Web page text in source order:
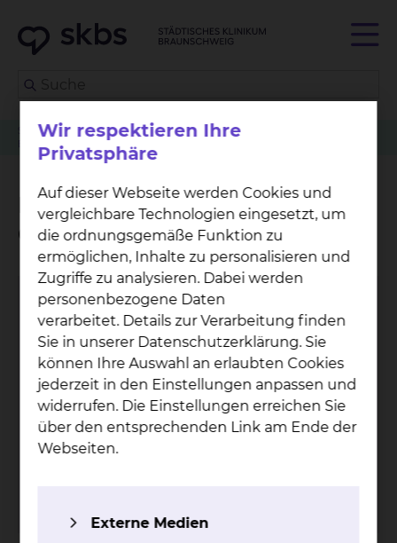
Serviceleistung
Neonatologie & Pädiatrische Intensivmedizin
Betreuungsangebot der Grünen Damen und Herren
Betreuungsangebot der
Grünen Damen und Herren
Grü­ne Da­men & Her­ren
Wir respektieren Ihre
Privatsphäre
Auf dieser Webseite werden Cookies und
vergleichbare Technologien eingesetzt, um
die ordnungsgemäße Funktion zu
ermöglichen, Inhalte zu personalisieren und
Zugriffe zu analysieren. Dabei werden
personenbezogene Daten
verarbeitet. Details zur Verarbeitung finden
Sie in unserer Datenschutzerklärung. Sie
können Ihre Auswahl an erlaubten Cookies
jederzeit in den Einstellungen anpassen und
widerrufen. Die Einstellungen erreichen Sie
über den entsprechenden Link am Ende der
Webseiten.
Externe Medien